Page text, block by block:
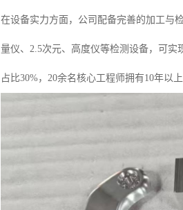
在设备实力方面，公司配备完善的加工与
量仪、2.5次元、高度仪等检测设备，可实
占比30%，20余名核心工程师拥有10年以